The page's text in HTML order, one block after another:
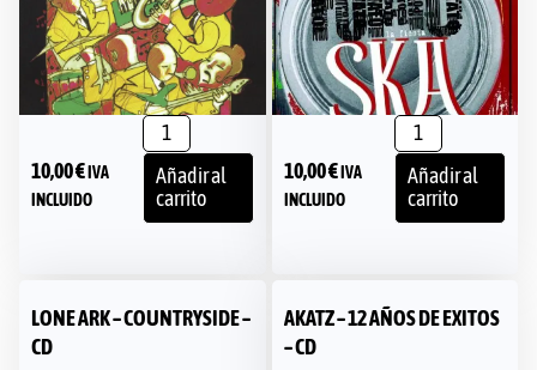
10,00€ IVA
INCLUIDO
Añadir al
carrito
10,00€ IVA
INCLUIDO
Añadir al
carrito
LONE ARK – COUNTRYSIDE –
CD
AKATZ – 12 AÑOS DE EXITOS
– CD